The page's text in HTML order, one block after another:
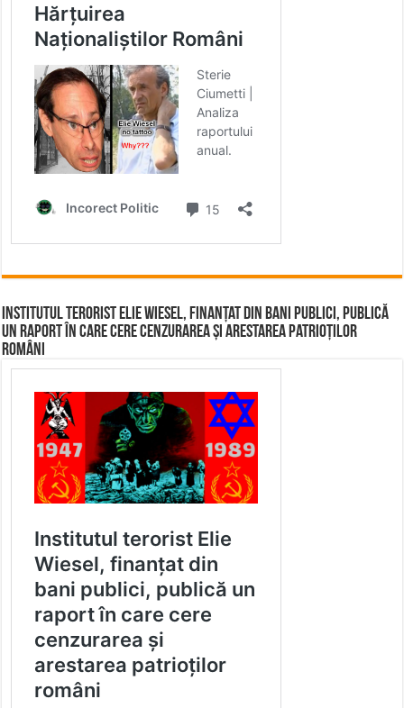
Institutul terorist Elie Wiesel, finanțat din bani publici, publică
un raport în care cere cenzurarea și arestarea patrioților
români